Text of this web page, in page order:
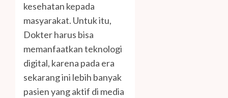
kesehatan kepada
masyarakat. Untuk itu,
Dokter harus bisa
memanfaatkan teknologi
digital, karena pada era
sekarang ini lebih banyak
pasien yang aktif di media